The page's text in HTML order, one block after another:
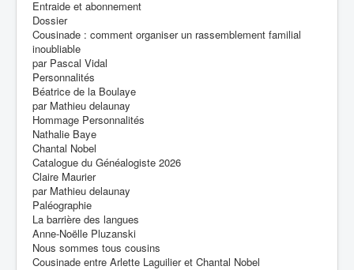
Entraide et abonnement
Dossier
Cousinade : comment organiser un rassemblement familial
inoubliable
par Pascal Vidal
Personnalités
Béatrice de la Boulaye
par Mathieu delaunay
Hommage Personnalités
Nathalie Baye
Chantal Nobel
Catalogue du Généalogiste 2026
Claire Maurier
par Mathieu delaunay
Paléographie
La barrière des langues
Anne-Noëlle Pluzanski
Nous sommes tous cousins
Cousinade entre Arlette Laguilier et Chantal Nobel